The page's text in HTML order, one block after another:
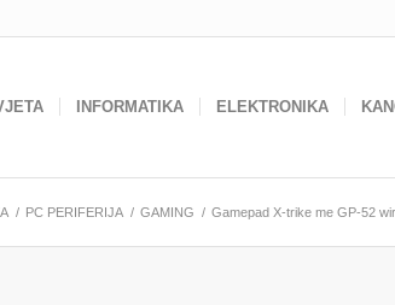
INFORMATIKA ELEKTRONIKA
/ PC PERIFERIJA / GAMING / Gamepad X-trike me GP-52